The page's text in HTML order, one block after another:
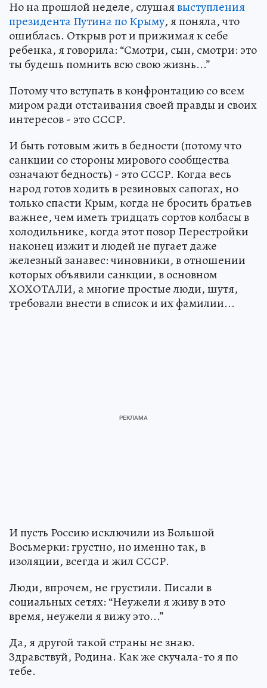
Но на прошлой неделе, слушаявыступления
президента Путина по Крыму, я поняла, что
ошиблась. Открыв рот и прижимая к себе
ребенка, я говорила: “Смотри, сын, смотри: это
ты будешь помнить всю свою жизнь...”
Потому что вступать в конфронтацию со всем
миром ради отстаивания своей правды и своих
интересов - это СССР.
И быть готовым жить в бедности (потому что
санкции со стороны мирового сообщества
означают бедность) - это СССР. Когда весь
народ готов ходить в резиновых сапогах, но
только спасти Крым, когда не бросить братьев
важнее, чем иметь тридцать сортов колбасы в
холодильнике, когда этот позор Перестройки
наконец изжит и людей не пугает даже
железный занавес: чиновники, в отношении
которых объявили санкции, в основном
ХОХОТАЛИ, а многие простые люди, шутя,
требовали внести в список и их фамилии...
И пусть Россию исключили из Большой
Восьмерки: грустно, но именно так, в
изоляции, всегда и жил СССР.
Люди, впрочем, не грустили. Писали в
социальных сетях: “Неужели я живу в это
время, неужели я вижу это...”
Да, я другой такой страны не знаю.
Здравствуй, Родина. Как же скучала-то я по
тебе.